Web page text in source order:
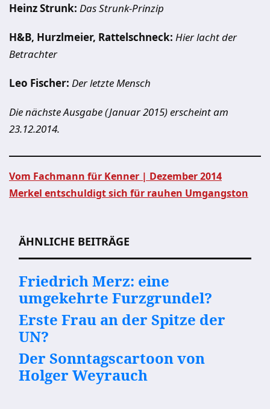
Heinz Strunk: Das Strunk-Prinzip
H&B, Hurzlmeier, Rattelschneck: Hier lacht der
Betrachter
Leo Fischer: Der letzte Mensch
Die nächste Ausgabe (Januar 2015) erscheint am
23.12.2014.
Vom Fachmann für Kenner | Dezember 2014
Merkel entschuldigt sich für rauhen Umgangston
ÄHNLICHE BEITRÄGE
Friedrich Merz: eine
umgekehrte Furzgrundel?
Erste Frau an der Spitze der
UN?
Der Sonntagscartoon von
Holger Weyrauch